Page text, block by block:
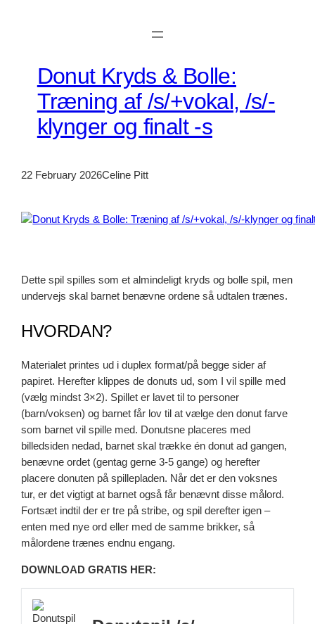
Donut Kryds & Bolle:
Træning af /s/+vokal, /s/-
klynger og finalt -s
22 February 2026Celine Pitt
Dette spil spilles som et almindeligt kryds og bolle spil, men
undervejs skal barnet benævne ordene så udtalen trænes.
HVORDAN?
Materialet printes ud i duplex format/på begge sider af
papiret. Herefter klippes de donuts ud, som I vil spille med
(vælg mindst 3×2). Spillet er lavet til to personer
(barn/voksen) og barnet får lov til at vælge den donut farve
som barnet vil spille med. Donutsne placeres med
billedsiden nedad, barnet skal trække én donut ad gangen,
benævne ordet (gentag gerne 3-5 gange) og herefter
placere donuten på spillepladen. Når det er den voksnes
tur, er det vigtigt at barnet også får benævnt disse målord.
Fortsæt indtil der er tre på stribe, og spil derefter igen –
enten med nye ord eller med de samme brikker, så
målordene trænes endnu engang.
DOWNLOAD GRATIS HER: